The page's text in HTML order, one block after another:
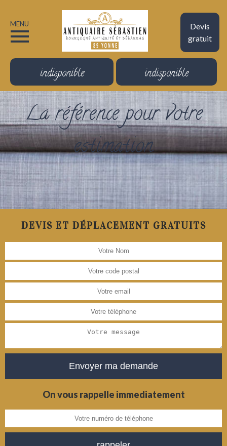
Devis
gratuit
MENU
indisponible indisponible
La référence pour votre
estimation
DEVIS ET DÉPLACEMENT GRATUITS
On vous rappelle immediatement